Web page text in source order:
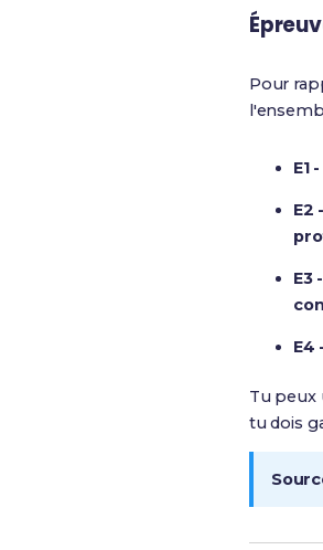
Pour
E1
E2
E3
E4
Tu peux
tu dois